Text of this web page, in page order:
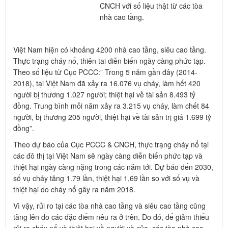
CNCH với số liệu thật từ các tòa
nhà cao tầng.
Việt Nam hiện có khoảng 4200 nhà cao tầng, siêu cao tầng.
Thực trạng cháy nổ, thiên tai diễn biến ngày càng phức tạp.
Theo số liệu từ Cục PCCC:” Trong 5 năm gần đây (2014-
2018), tại Việt Nam đã xảy ra 16.076 vụ cháy, làm hết 420
người bị thương 1.027 người; thiệt hại về tài sản 8.493 tỷ
đồng. Trung bình mỗi năm xảy ra 3.215 vụ cháy, làm chết 84
người, bị thương 205 người, thiệt hại về tài sản trị giá 1.699 tỷ
đồng”.
Theo dự báo của Cục PCCC & CNCH, thực trạng cháy nổ tại
các đô thị tại Việt Nam sẽ ngày càng diễn biến phức tạp và
thiệt hại ngày càng nặng trong các năm tới. Dự báo đến 2030,
số vụ cháy tăng 1.79 lần, thiệt hại 1,69 lần so với số vụ và
thiệt hại do cháy nổ gây ra năm 2018.
Vì vậy, rủi ro tại các tòa nhà cao tầng và siêu cao tầng cũng
tăng lên do các đặc điểm nêu ra ở trên. Do đó, để giảm thiểu